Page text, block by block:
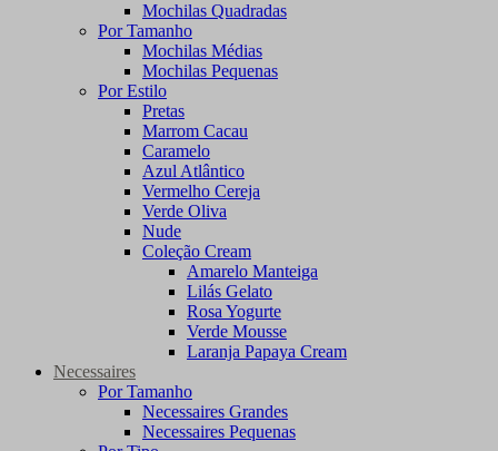
Mochilas Quadradas
Por Tamanho
Mochilas Médias
Mochilas Pequenas
Por Estilo
Pretas
Marrom Cacau
Caramelo
Azul Atlântico
Vermelho Cereja
Verde Oliva
Nude
Coleção Cream
Amarelo Manteiga
Lilás Gelato
Rosa Yogurte
Verde Mousse
Laranja Papaya Cream
Necessaires
Por Tamanho
Necessaires Grandes
Necessaires Pequenas